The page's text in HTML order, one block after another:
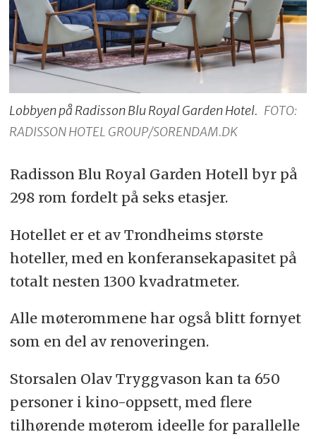
Lobbyen på Radisson Blu Royal Garden Hotel. FOTO:
RADISSON HOTEL GROUP/SORENDAM.DK
Radisson Blu Royal Garden Hotell byr på
298 rom fordelt på seks etasjer.
Hotellet er et av Trondheims største
hoteller, med en konferansekapasitet på
totalt nesten 1300 kvadratmeter.
Alle møterommene har også blitt fornyet
som en del av renoveringen.
Storsalen Olav Tryggvason kan ta 650
personer i kino-oppsett, med flere
tilhørende møterom ideelle for parallelle